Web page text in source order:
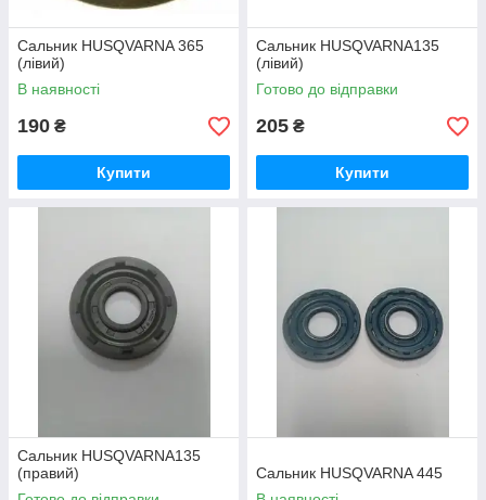
Сальник HUSQVARNA 365
(лівий)
В наявності
190 ₴
Купити
Сальник HUSQVARNA135
(лівий)
Готово до відправки
205 ₴
Купити
Сальник HUSQVARNA135
(правий)
Сальник HUSQVARNA 445